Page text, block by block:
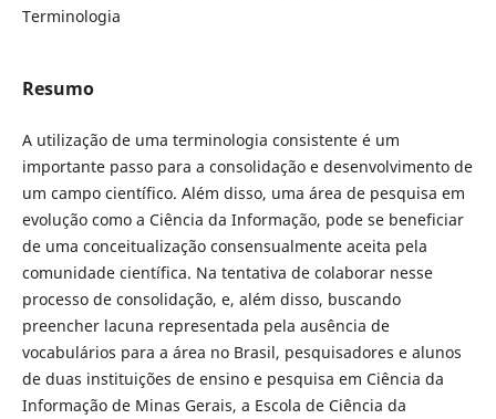
Terminologia
Resumo
A utilização de uma terminologia consistente é um
importante passo para a consolidação e desenvolvimento de
um campo científico. Além disso, uma área de pesquisa em
evolução como a Ciência da Informação, pode se beneficiar
de uma conceitualização consensualmente aceita pela
comunidade científica. Na tentativa de colaborar nesse
processo de consolidação, e, além disso, buscando
preencher lacuna representada pela ausência de
vocabulários para a área no Brasil, pesquisadores e alunos
de duas instituições de ensino e pesquisa em Ciência da
Informação de Minas Gerais, a Escola de Ciência da